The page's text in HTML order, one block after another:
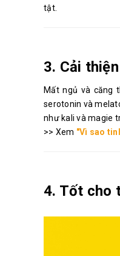
tật.
3. Cải
Mất ngủ và căng
serotonin và
như kali và magie
>> Xem "Vì sao
4. Tốt cho